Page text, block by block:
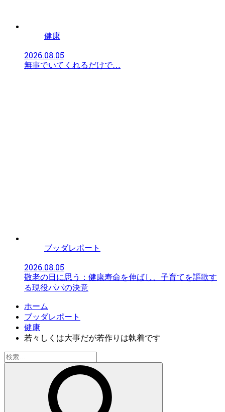
健康
2026.08.05
無事でいてくれるだけで…
ブッダレポート
2026.08.05
敬老の日に思う：健康寿命を伸ばし、子育てを謳歌す
る現役パパの決意
ホーム
ブッダレポート
健康
若々しくは大事だが若作りは執着です
検
索: